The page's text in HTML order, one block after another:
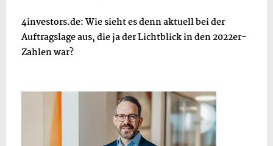
4investors.de: Wie sieht es denn aktuell bei der
Auftragslage aus, die ja der Lichtblick in den 2022er-
Zahlen war?